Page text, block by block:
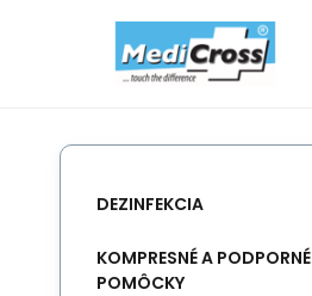
DEZINFEKCIA
KOMPRESNÉ A PODPORNÉ
POMÔCKY